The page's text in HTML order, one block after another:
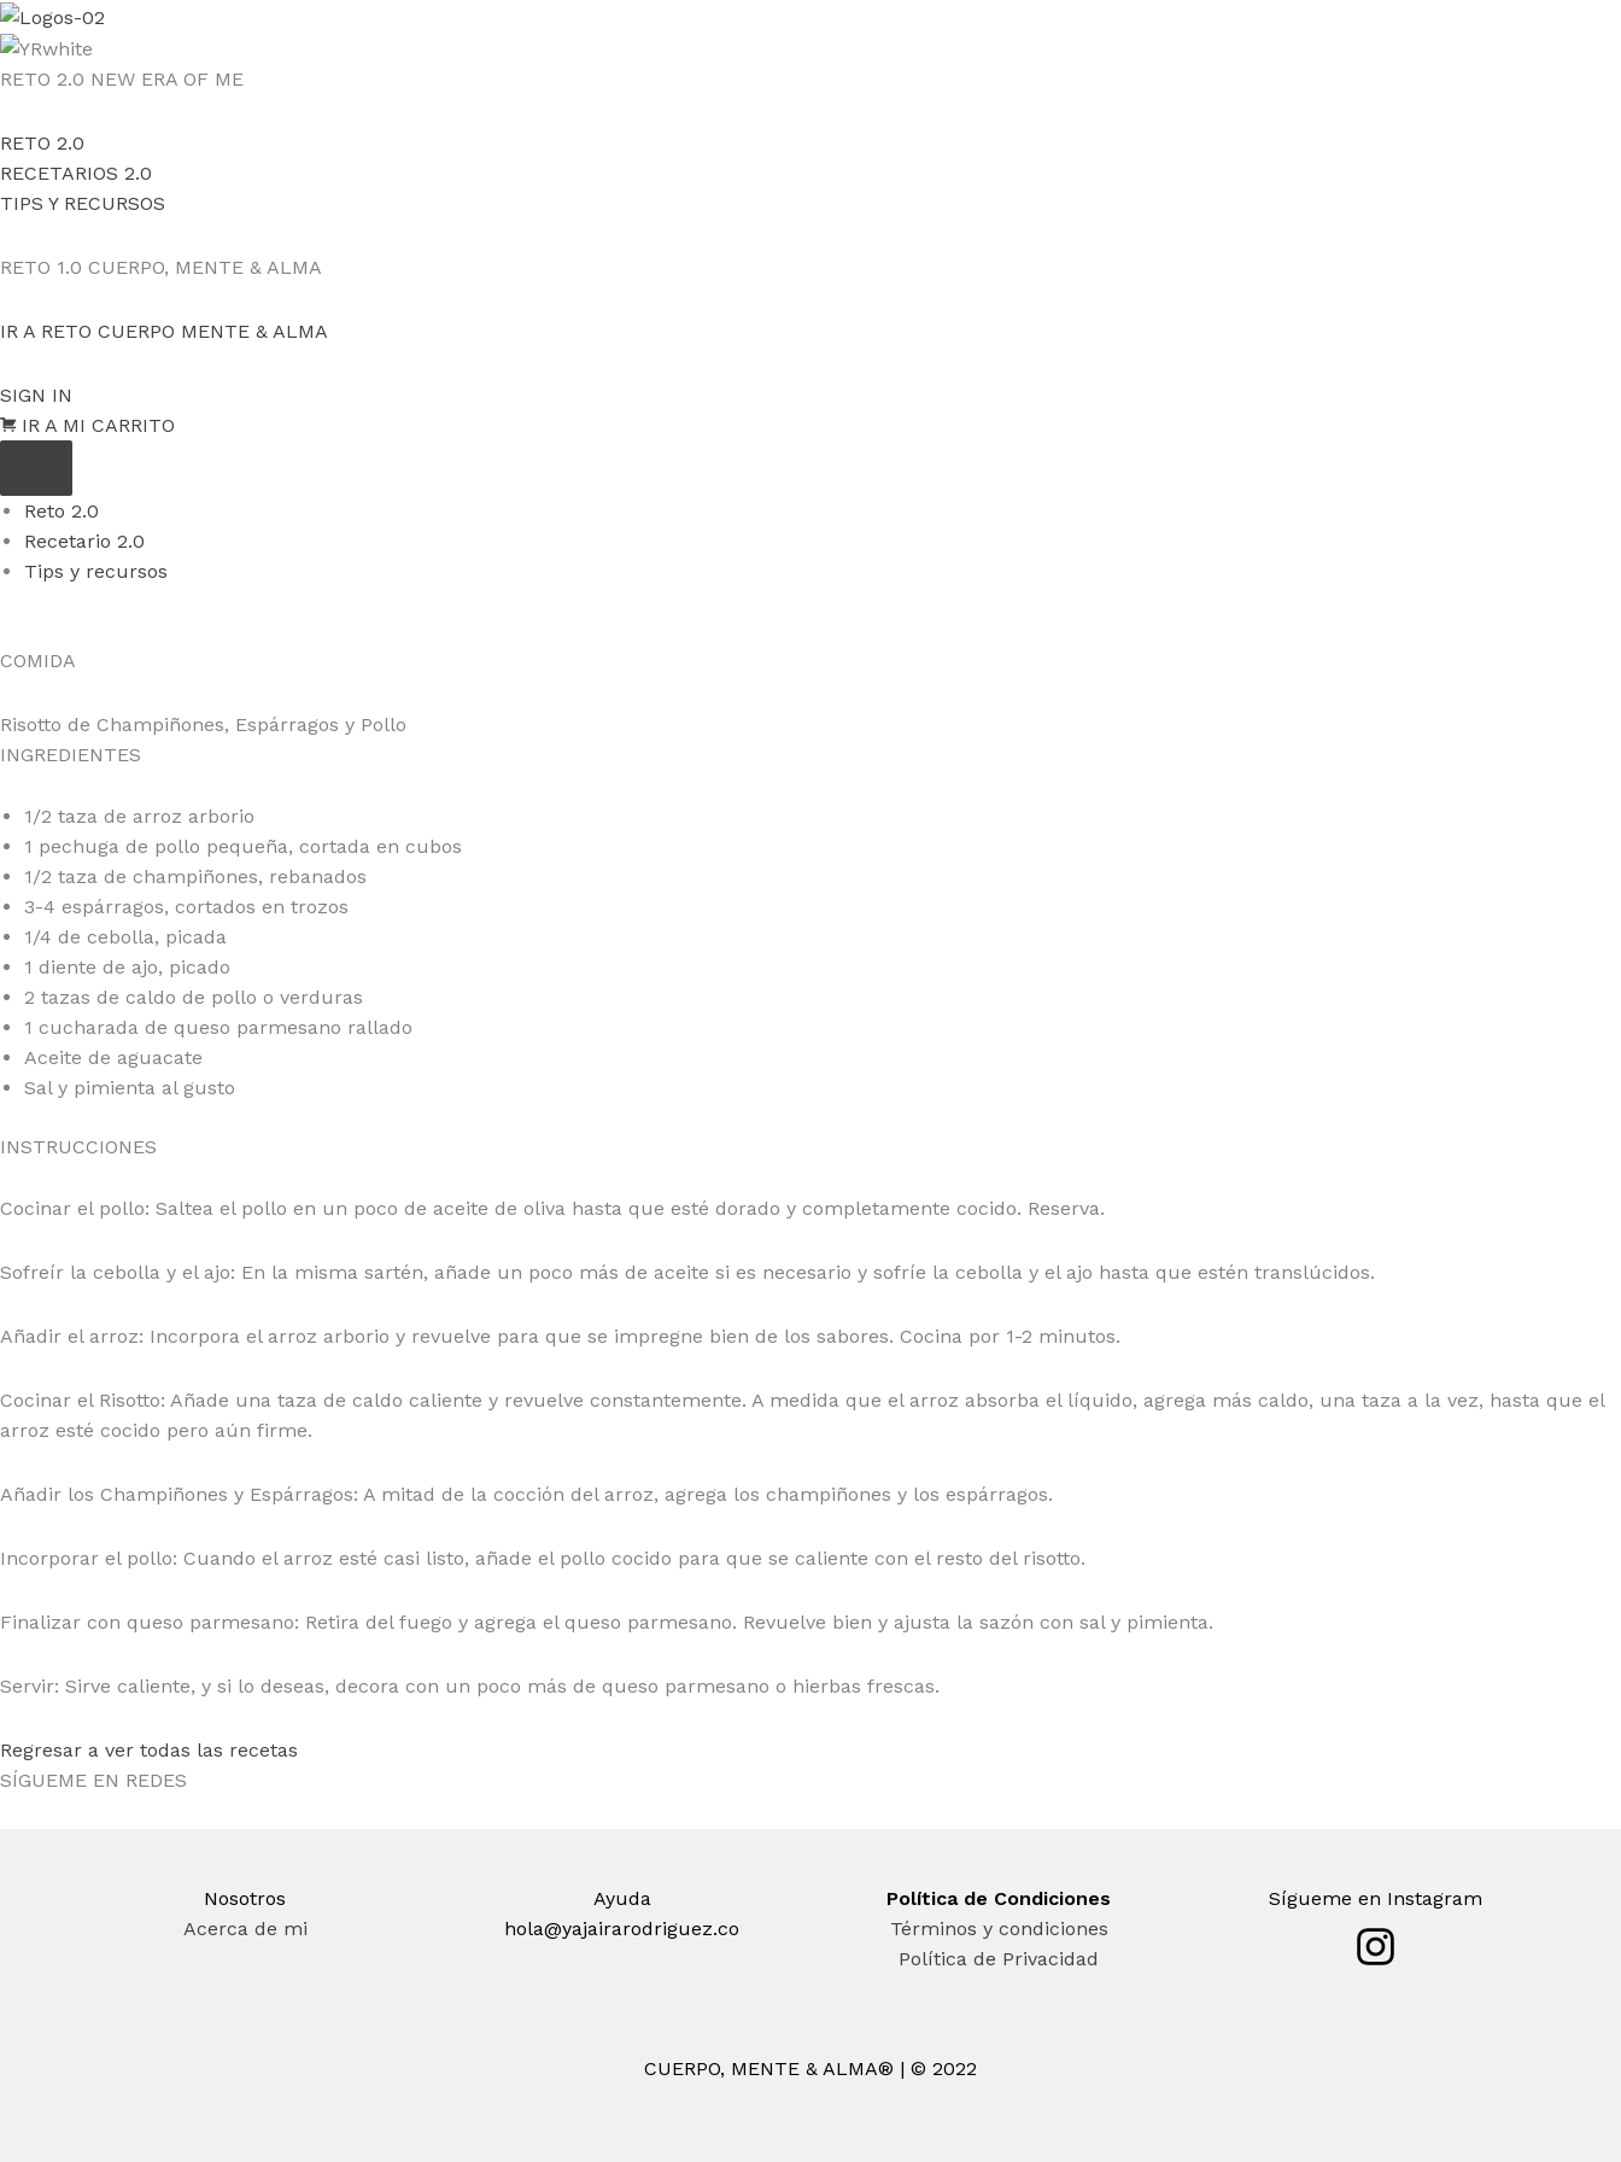
Ir
al
contenido
RETO 2.0 NEW ERA OF ME
RETO 2.0
RECETARIOS 2.0
TIPS Y RECURSOS
RETO 1.0 CUERPO, MENTE & ALMA
IR A RETO CUERPO MENTE & ALMA
SIGN IN
IR A MI CARRITO
Reto 2.0
Recetario 2.0
Tips y recursos
COMIDA
Risotto de Champiñones, Espárragos y Pollo
INGREDIENTES
1/2 taza de arroz arborio
1 pechuga de pollo pequeña, cortada en cubos
1/2 taza de champiñones, rebanados
3-4 espárragos, cortados en trozos
1/4 de cebolla, picada
1 diente de ajo, picado
2 tazas de caldo de pollo o verduras
1 cucharada de queso parmesano rallado
Aceite de aguacate
Sal y pimienta al gusto
INSTRUCCIONES
Cocinar el pollo: Saltea el pollo en un poco de aceite de oliva hasta que esté dorado y completamente cocido. Reserva.
Sofreír la cebolla y el ajo: En la misma sartén, añade un poco más de aceite si es necesario y sofríe la cebolla y el ajo hasta que estén translúcidos.
Añadir el arroz: Incorpora el arroz arborio y revuelve para que se impregne bien de los sabores. Cocina por 1-2 minutos.
Cocinar el Risotto: Añade una taza de caldo caliente y revuelve constantemente. A medida que el arroz absorba el líquido, agrega más caldo, una taza a la vez, hasta que el
arroz esté cocido pero aún firme.
Añadir los Champiñones y Espárragos: A mitad de la cocción del arroz, agrega los champiñones y los espárragos.
Incorporar el pollo: Cuando el arroz esté casi listo, añade el pollo cocido para que se caliente con el resto del risotto.
Finalizar con queso parmesano: Retira del fuego y agrega el queso parmesano. Revuelve bien y ajusta la sazón con sal y pimienta.
Servir: Sirve caliente, y si lo deseas, decora con un poco más de queso parmesano o hierbas frescas.
Regresar a ver todas las recetas
SÍGUEME EN REDES
Nosotros
Acerca de mi
Ayuda
hola@yajairarodriguez.co
Política de Condiciones
Términos y condiciones
Política de Privacidad
Sígueme en Instagram
CUERPO, MENTE & ALMA® | © 2022